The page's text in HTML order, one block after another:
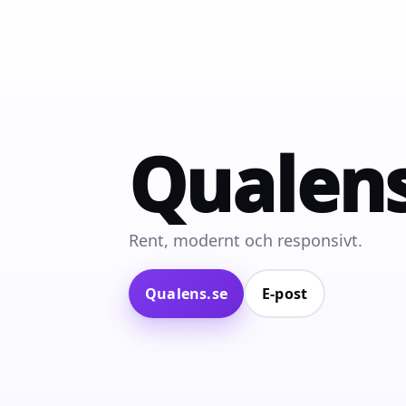
Rent, modernt och responsivt.
Qualens.se E‑post